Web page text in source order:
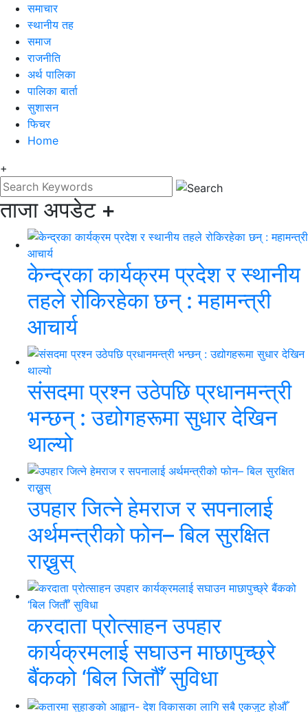
समाचार
स्थानीय तह
समाज
राजनीति
अर्थ पालिका
पालिका बार्ता
सुशासन
फिचर
Home
+
ताजा अपडेट +
केन्द्रका कार्यक्रम प्रदेश र स्थानीय
तहले रोकिरहेका छन् : महामन्त्री
आचार्य
संसदमा प्रश्न उठेपछि प्रधानमन्त्री
भन्छन् : उद्योगहरूमा सुधार देखिन
थाल्यो
उपहार जित्ने हेमराज र सपनालाई
अर्थमन्त्रीको फोन– बिल सुरक्षित
राख्नुस्
करदाता प्रोत्साहन उपहार
कार्यक्रमलाई सघाउन माछापुच्छ्रे
बैंकको ‘बिल जितौँ’ सुविधा